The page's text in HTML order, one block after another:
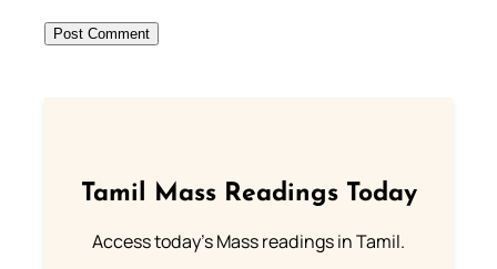
Tamil Mass Readings Today
Access today's Mass readings in Tamil.